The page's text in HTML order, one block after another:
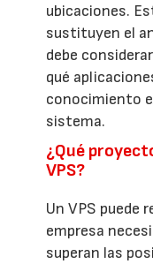
ubicaciones.
sustituyen el
debe
qué
conocimiento
sistema.
¿Qué
VPS?
Un VPS puede
empresa
superan las